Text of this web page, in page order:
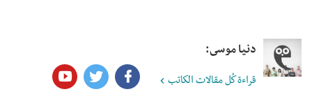
دنيا موسى:
قراءة كُل مقالات الكاتب